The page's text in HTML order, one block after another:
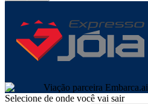
Viação parceira Embarca.ai
Selecione de onde você vai sair